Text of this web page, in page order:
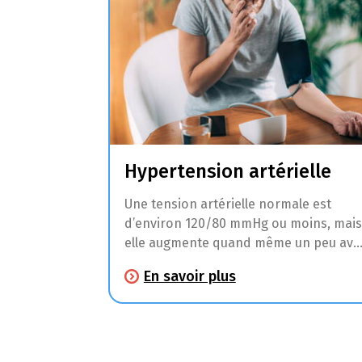
Hypertension artérielle
Une tension artérielle normale est
d’environ 120/80 mmHg ou moins, mais
elle augmente quand même un peu
mmHg, on parle d’hypertension ou de
tension artérielle excessive.
En savoir plus